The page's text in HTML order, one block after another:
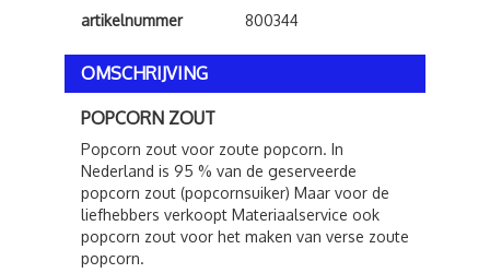
artikelnummer 800344
OMSCHRIJVING
POPCORN ZOUT
Popcorn zout voor zoute popcorn. In
Nederland is 95 % van de geserveerde
popcorn zout (popcornsuiker) Maar voor de
liefhebbers verkoopt Materiaalservice ook
popcorn zout voor het maken van verse zoute
popcorn.